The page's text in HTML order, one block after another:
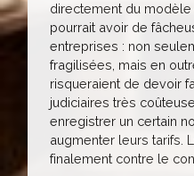
directement du modèle
pourrait avoir de
entreprises : non
fragilisées, mais en
risqueraient de devoir
judiciaires très
enregistrer un certain
augmenter leurs tarifs.
finalement contre le